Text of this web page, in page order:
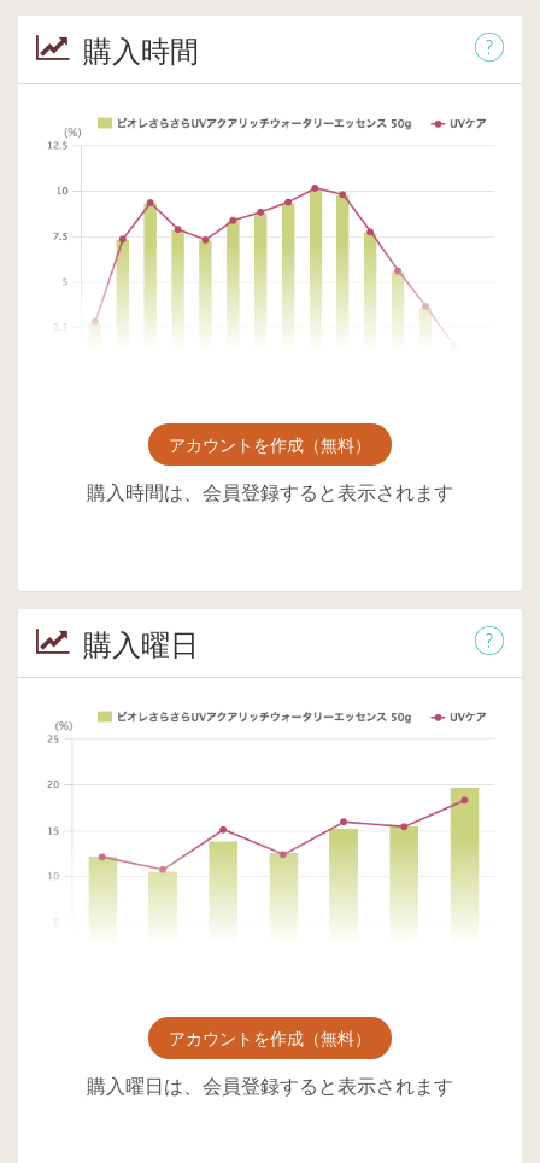
購入時間
アカウントを作成（無料）
購入時間は、会員登録すると表示されます
購入曜日
アカウントを作成（無料）
購入曜日は、会員登録すると表示されます